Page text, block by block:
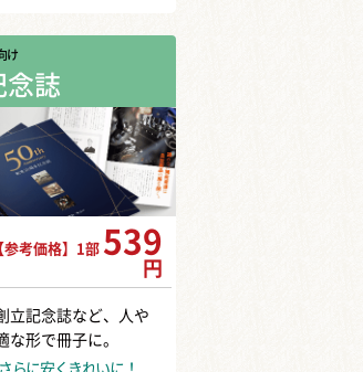
け
念誌
参考価格】1部 539
円
立記念誌など、人や
な形で冊子に。